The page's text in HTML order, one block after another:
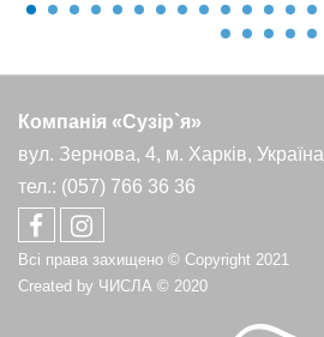
Компанія «Сузір`я»
вул. Зернова, 4, м. Харків, Україна
тел.: (057) 766 36 36
Всі права захищено © Copyright 2021
Created by ЧИСЛА © 2020